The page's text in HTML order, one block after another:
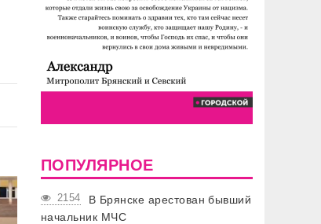
ПОПУЛЯРНОЕ
2154
В Брянске арестован бывший
начальник МЧС